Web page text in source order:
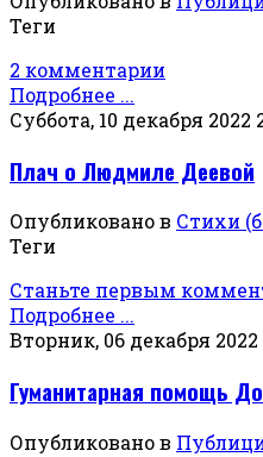
Теги
2 комментарии
Подробнее ...
Суббота, 10 декабря 2022
Плач о Людмиле Деевой
Опубликовано в Стихи
Теги
Станьте первым
Подробнее ...
Вторник, 06 декабря 2022
Гуманитарная помощь
Опубликовано в